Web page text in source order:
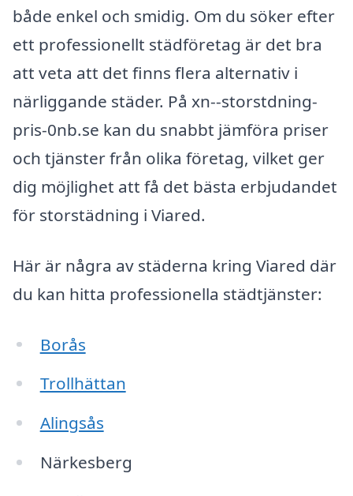
både enkel och smidig. Om du söker efter
ett professionellt städföretag är det bra
att veta att det finns flera alternativ i
närliggande städer. På xn--storstdning-
pris-0nb.se kan du snabbt jämföra priser
och tjänster från olika företag, vilket ger
dig möjlighet att få det bästa erbjudandet
för storstädning i Viared.
Här är några av städerna kring Viared där
du kan hitta professionella städtjänster:
Borås
Trollhättan
Alingsås
Närkesberg